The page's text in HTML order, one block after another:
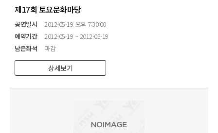
제17회 토요문화마당
공연일시
2012-05-19 오후 7:30:00
예약기간
2012-05-19 ~ 2012-05-19
남은좌석
마감
상세보기